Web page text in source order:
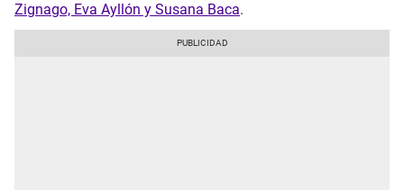
Zignago, Eva Ayllón y Susana Baca.